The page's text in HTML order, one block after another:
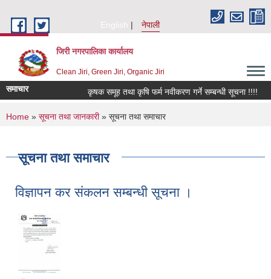
English
नेपाली
जिरी नगरपालिका कार्यालय
Clean Jiri, Green Jiri, Organic Jiri
समाचार कृषक समूह तथा कृषि फर्म नवीकरण गर्ने सम्बन्धी सूचना !!!!
You are here
Home » सूचना तथा जानकारी» सूचना तथा समाचार
सूचना तथा समाचार
विज्ञापन कर संकलन सम्बन्धी सूचना ।